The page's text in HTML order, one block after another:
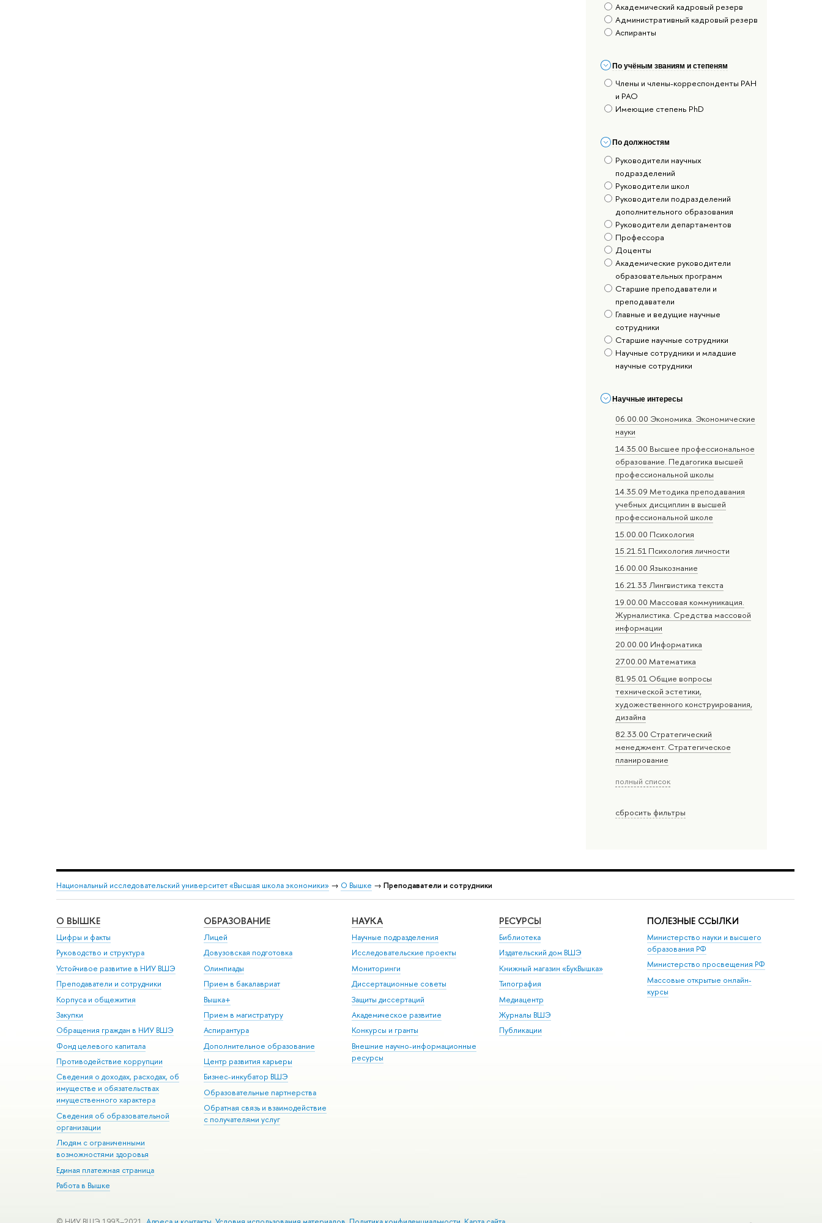
Академический кадровый резерв
Административный кадровый резерв
Аспиранты
По учёным званиям и степеням
Члены и члены-корреспонденты РАН
и РАО
Имеющие степень PhD
По должностям
Руководители научных
подразделений
Руководители школ
Руководители подразделений
дополнительного образования
Руководители департаментов
Профессора
Доценты
Академические руководители
образовательных программ
Старшие преподаватели и
преподаватели
Главные и ведущие научные
сотрудники
Старшие научные сотрудники
Научные сотрудники и младшие
научные сотрудники
Научные интересы
06.00.00 Экономика. Экономические
науки
14.35.00 Высшее профессиональное
образование. Педагогика высшей
профессиональной школы
14.35.09 Методика преподавания
учебных дисциплин в высшей
профессиональной школе
15.00.00 Психология
15.21.51 Психология личности
16.00.00 Языкознание
16.21.33 Лингвистика текста
19.00.00 Массовая коммуникация.
Журналистика. Средства массовой
информации
20.00.00 Информатика
27.00.00 Математика
81.95.01 Общие вопросы
технической эстетики,
художественного конструирования,
дизайна
82.33.00 Стратегический
менеджмент. Стратегическое
планирование
полный список
сбросить фильтры
Национальный исследовательский университет «Высшая школа экономики» → О Вышке → Преподаватели и сотрудники
О ВЫШКЕ
Цифры и факты
Руководство и структура
Устойчивое развитие в НИУ ВШЭ
Преподаватели и сотрудники
Корпуса и общежития
Закупки
Обращения граждан в НИУ ВШЭ
Фонд целевого капитала
Противодействие коррупции
Сведения о доходах, расходах, об
имуществе и обязательствах
имущественного характера
Сведения об образовательной
организации
Людям с ограниченными
возможностями здоровья
Единая платежная страница
Работа в Вышке
ОБРАЗОВАНИЕ
Лицей
Довузовская подготовка
Олимпиады
Прием в бакалавриат
Вышка+
Прием в магистратуру
Аспирантура
Дополнительное образование
Центр развития карьеры
Бизнес-инкубатор ВШЭ
Образовательные партнерства
Обратная связь и взаимодействие
с получателями услуг
НАУКА
Научные подразделения
Исследовательские проекты
Мониторинги
Диссертационные советы
Защиты диссертаций
Академическое развитие
Конкурсы и гранты
Внешние научно-информационные
ресурсы
РЕСУРСЫ
Библиотека
Издательский дом ВШЭ
Книжный магазин «БукВышка»
Типография
Медиацентр
Журналы ВШЭ
Публикации
ПОЛЕЗНЫЕ ССЫЛКИ
Министерство науки и высшего
образования РФ
Министерство просвещения РФ
Массовые открытые онлайн-
курсы